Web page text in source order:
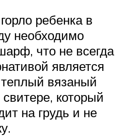
ребенка в
необходимо
что не всегда
является
вязаный
свитере, который
на грудь и не